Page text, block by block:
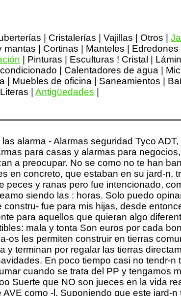
| Cristalerías | Vajillas | Otros |
mantas | Cortinas | Manteles | Edredones
| Pinturas | Esculturas ! Cristal |
| Calentadores de agua |
| Muebles de oficina | Saneamientos |
| Antigüedades
alarma - Alarmas seguridad Tyco
para casas y alarmas para
a preocupar. No se como no te han
en concreto, que estaban en su jard-n,
y ranas pero fue intencionado,
siendo las : horas. Solo puedo
fue para mis hijas, desde
para aquellos que quieran algo
mala y tonta Son euros por cada
les permiten construir en tierras
terminan por regalar las tierras
En poco tiempo casi no tendr-n
cuando se trata del PP y tengamos
Suerte que NO son jueces en la vida
como -l. Suponiendo que este jard-